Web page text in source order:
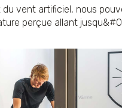
du vent artificiel, nous
perçue allant